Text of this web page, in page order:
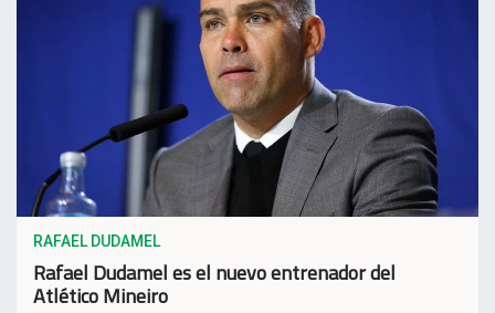
RAFAEL DUDAMEL
Rafael Dudamel es el nuevo entrenador del
Atlético Mineiro